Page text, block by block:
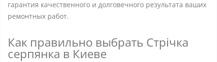
гарантия качественного и долговечного результата ваших
ремонтных работ.
Как правильно выбрать Стрічка
серпянка в Киеве